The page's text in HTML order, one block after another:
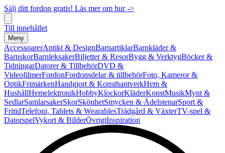
Sälj ditt fordon gratis! Läs mer om hur ->
Till innehållet
Meny
AccessoarerAntikt & DesignBarnartiklarBarnkläder &
BarnskorBarnleksakerBiljetter & ResorBygg & VerktygBöcker &
TidningarDatorer & TillbehörDVD &
VideofilmerFordonFordonsdelar & tillbehörFoto, Kameror &
OptikFrimärkenHandgjort & KonsthantverkHem &
HushållHemelektronikHobbyKlockorKläderKonstMusikMynt &
SedlarSamlarsakerSkorSkönhetSmycken & ÄdelstenarSport &
FritidTelefoni, Tablets & WearablesTrädgård & VäxterTV-spel &
DatorspelVykort & BilderÖvrigtInspiration